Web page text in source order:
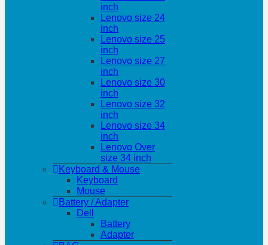
inch
Lenovo size 24
inch
Lenovo size 25
inch
Lenovo size 27
inch
Lenovo size 30
inch
Lenovo size 32
inch
Lenovo size 34
inch
Lenovo Over
size 34 inch
Keyboard & Mouse
Keyboard
Mouse
Battery / Adapter
Dell
Battery
Adapter